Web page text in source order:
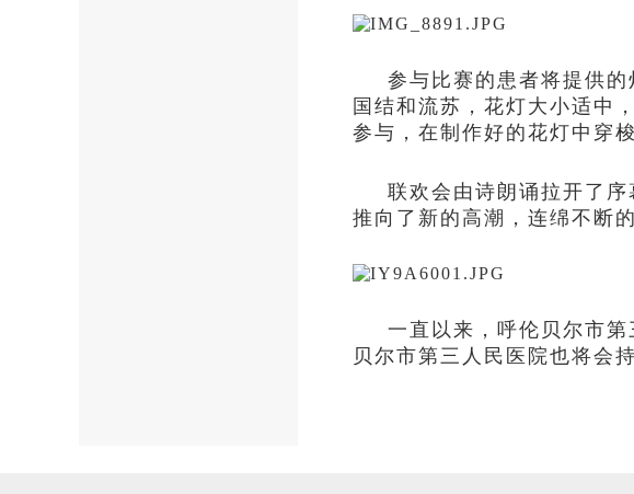
参与比赛的患者将提供
国结和流苏，花灯大小适中
参与，在制作好的花灯中穿
联欢会由诗朗诵拉开了
推向了新的高潮，连绵不断
一直以来，呼伦贝尔市
贝尔市第三人民医院也将会